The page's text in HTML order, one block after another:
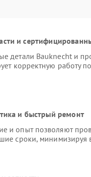
и
детали Bauknecht и
корректную работу
и быстрый ремонт
и опыт позволяют
сроки, минимизируя